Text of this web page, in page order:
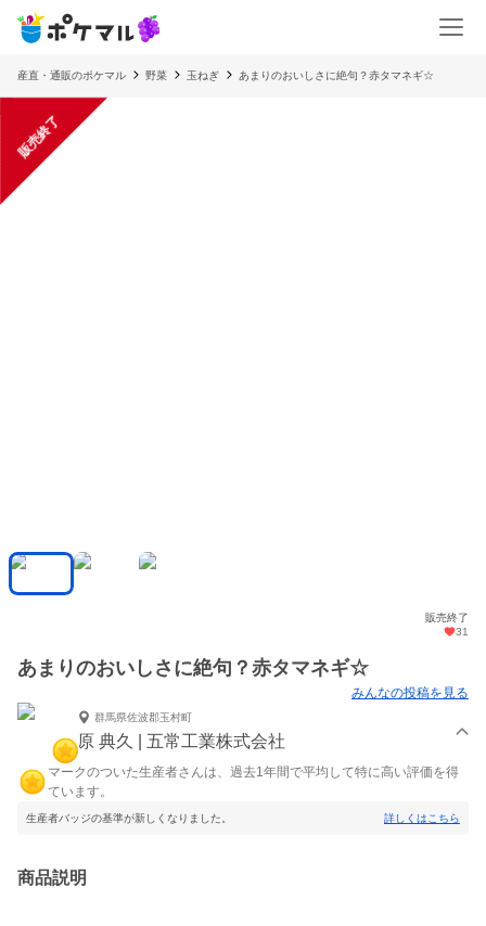
産直・通販のポケマル 野菜 玉ねぎ あまりのおいしさに絶句？赤タマネギ☆
販売終了
販売終了
31
あまりのおいしさに絶句？赤タマネギ☆
みんなの投稿を見る
群馬県佐波郡玉村町
原 典久 | 五常工業株式会社
マークのついた生産者さんは、過去1年間で平均して特に高い評価を得
ています。
生産者バッジの基準が新しくなりました。 詳しくはこちら
商品説明